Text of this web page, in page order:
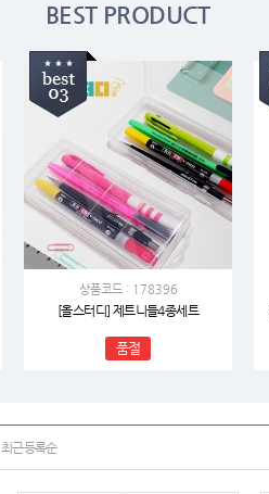
BEST PRODUCT
상품코드 : 178396
[올스터디] 제트니들4종세트
품절
최근등록순